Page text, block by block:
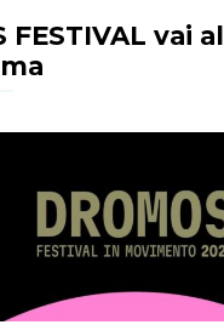
FESTIVAL vai al